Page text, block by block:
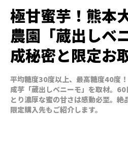
極甘蜜芋！熊本
農園「蔵出しベ
成秘密と限定お
平均糖度30度以上、最高糖度40度
成芋「蔵出しベニーモ」を取材。
とり濃厚な蜜の甘さは感動必至。絶
限定購入先もご紹介します。